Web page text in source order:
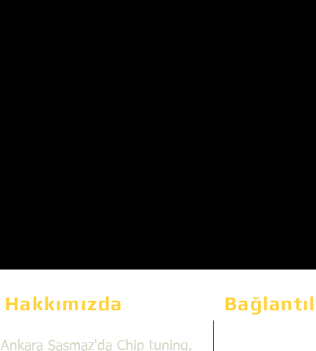
Hakkımızda
Ankara Şaşmaz'da Chip tuning,